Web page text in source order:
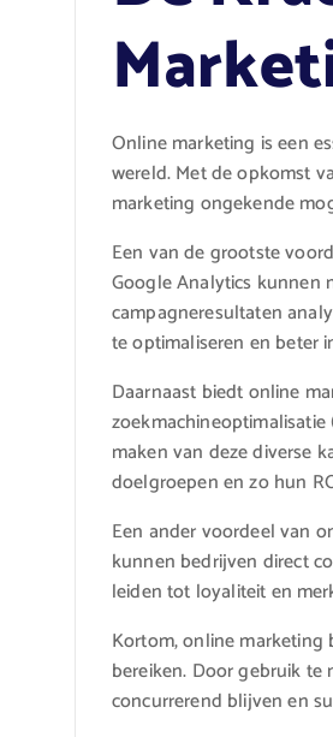
Online marketing is een
wereld. Met de opkomst
marketing ongekende
Een van de grootste
Google Analytics kunnen
campagneresultaten
te optimaliseren en beter
Daarnaast biedt online
maken van deze diverse
doelgroepen en zo hun
Een ander voordeel van
kunnen bedrijven direct
leiden tot loyaliteit en
Kortom, online marketing
bereiken. Door gebruik
concurrerend blijven en